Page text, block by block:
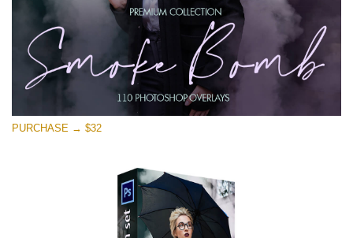
PURCHASE → $32